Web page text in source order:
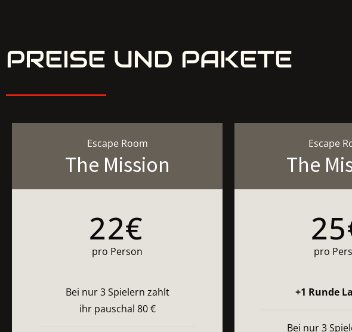
PREISE UND PAKETE
Escape Room
The Mission
22€
pro Person
Bei nur 3 Spielern zahlt
ihr pauschal 80 €
Escape
The
25
pro
+1 Runde
Bei nur 3